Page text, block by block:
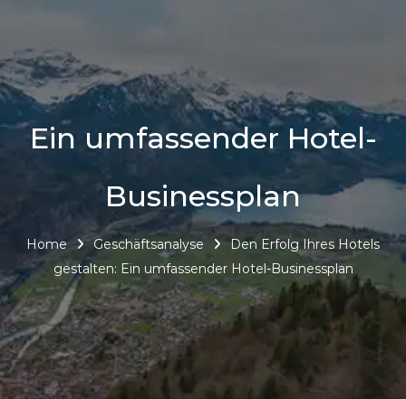
Ein umfassender Hotel-
Businessplan
Home Geschäftsanalyse
Den Erfolg Ihres Hotels
gestalten: Ein umfassender Hotel-Businessplan